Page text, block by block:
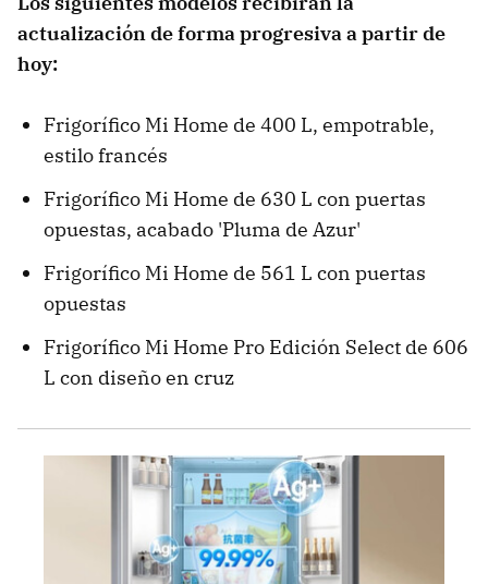
actualización de forma progresiva a partir de
hoy:
Frigorífico Mi Home de 400 L, empotrable,
estilo francés
Frigorífico Mi Home de 630 L con puertas
opuestas, acabado 'Pluma de Azur'
Frigorífico Mi Home de 561 L con puertas
opuestas
Frigorífico Mi Home Pro Edición Select de 606
L con diseño en cruz